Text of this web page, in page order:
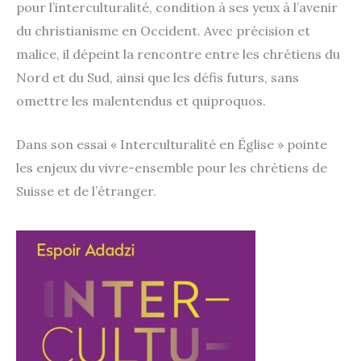
pour l’interculturalité, condi­tion à ses yeux à l’avenir
du chris­tia­nisme en Occident. Avec pré­ci­sion et
malice, il dépeint la ren­contre entre les chré­tiens du
Nord et du Sud, ain­si que les défis futurs, sans
omettre les mal­en­ten­dus et quiproquos.
Dans son essai « Interculturalité en Église » pointe
les enjeux du vivre-ensemble pour les chré­tiens de
Suisse et de l’étranger.